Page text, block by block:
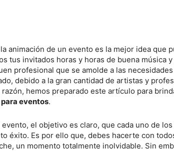
animación de un evento es la mejor idea que
tus invitados horas y horas de buena música
profesional que se amolde a las
debido a la gran cantidad de artistas y
hemos preparado este artículo para
eventos.
el objetivo es claro, que cada uno de
éxito. Es por ello que, debes hacerte con
un momento totalmente inolvidable. Sin